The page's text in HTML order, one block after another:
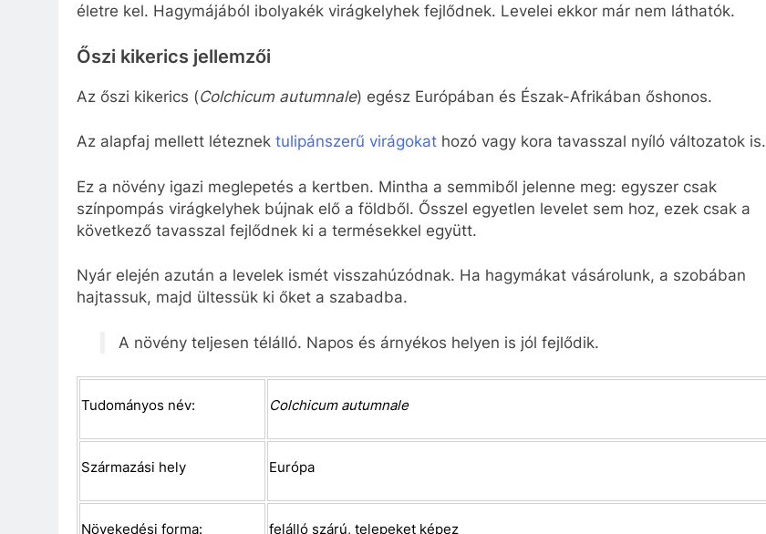
életre kel. Hagymájából ibolyakék virágkelyhek fejlődnek. Levelei ekkor már nem láthatók.
Őszi kikerics jellemzői
Az őszi kikerics (Colchicum autumnale) egész Európában és Észak-Afrikában őshonos.
Az alapfaj mellett léteznek tulipánszerű virágokat hozó vagy kora tavasszal nyíló változatok is.
Ez a növény igazi meglepetés a kertben. Mintha a semmiből jelenne meg: egyszer csak
színpompás virágkelyhek bújnak elő a földből. Ősszel egyetlen levelet sem hoz, ezek csak a
következő tavasszal fejlődnek ki a termésekkel együtt.
Nyár elején azután a levelek ismét visszahúzódnak. Ha hagymákat vásárolunk, a szobában
hajtassuk, majd ültessük ki őket a szabadba.
A növény teljesen télálló. Napos és árnyékos helyen is jól fejlődik.
Tudományos név: Colchicum autumnale
Származási hely Európa
Növekedési forma: felálló szárú, telepeket képez